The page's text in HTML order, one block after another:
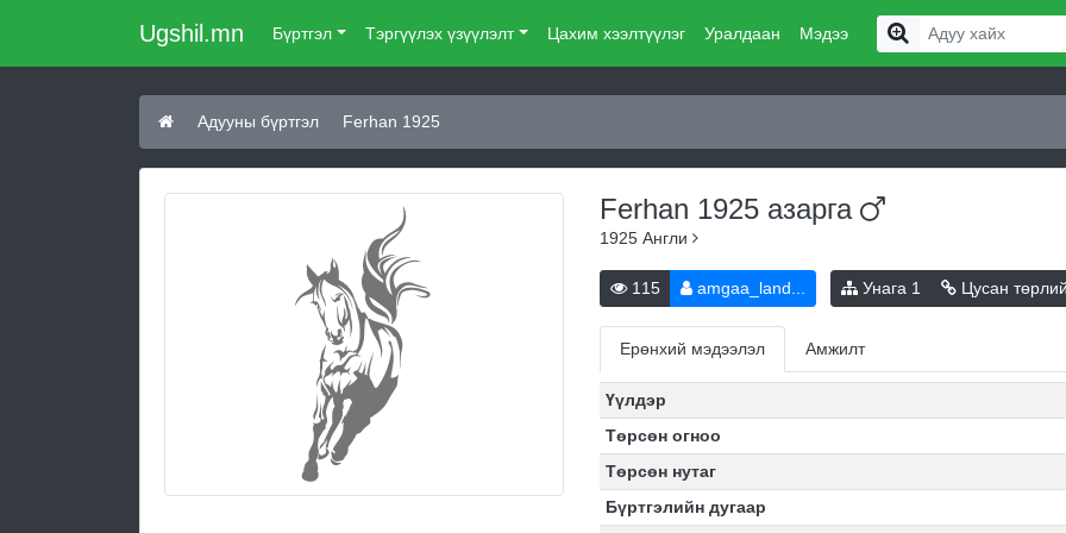
Ugshil.mn Бүртгэл Тэргүүлэх үзүүлэлт Цахим хээлтүүлэг Уралдаан Мэдээ
Адууны бүртгэл Ferhan 1925
Ferhan 1925 азарга
1925 Англи
115 amgaa_land... Унага 1 Цусан
Ерөнхий мэдээлэл Амжилт
Үүлдэр
Төрсөн огноо
Төрсөн нутаг
Бүртгэлийн дугаар